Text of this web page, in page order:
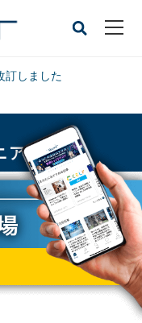
訂しました
ア
し生成AI活用を支援
」をアップ